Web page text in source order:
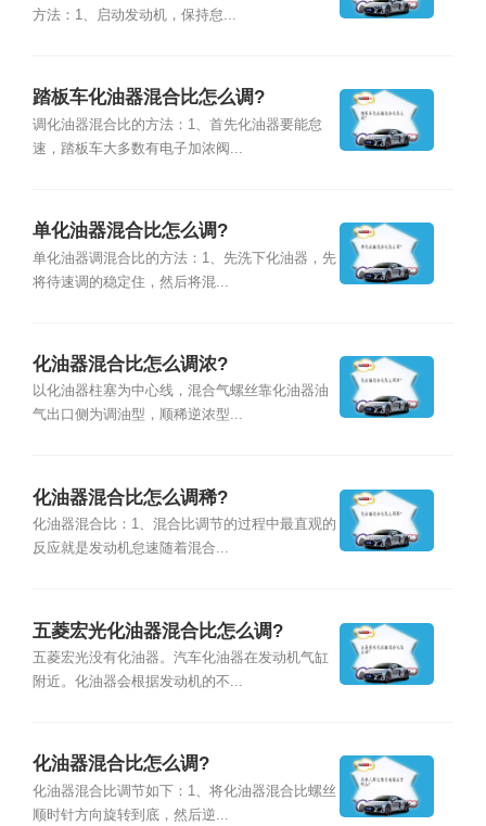
方法：1、启动发动机，保持怠...
踏板车化油器混合比怎么调?
调化油器混合比的方法：1、首先化油器要能怠
速，踏板车大多数有电子加浓阀...
单化油器混合比怎么调?
单化油器调混合比的方法：1、先洗下化油器，先
将待速调的稳定住，然后将混...
化油器混合比怎么调浓?
以化油器柱塞为中心线，混合气螺丝靠化油器油
气出口侧为调油型，顺稀逆浓型...
化油器混合比怎么调稀?
化油器混合比：1、混合比调节的过程中最直观的
反应就是发动机怠速随着混合...
五菱宏光化油器混合比怎么调?
五菱宏光没有化油器。汽车化油器在发动机气缸
附近。化油器会根据发动机的不...
化油器混合比怎么调?
化油器混合比调节如下：1、将化油器混合比螺丝
顺时针方向旋转到底，然后逆...